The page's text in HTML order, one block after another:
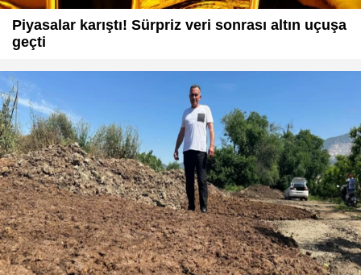
Piyasalar karıştı! Sürpriz veri sonrası altın uçuşa
geçti